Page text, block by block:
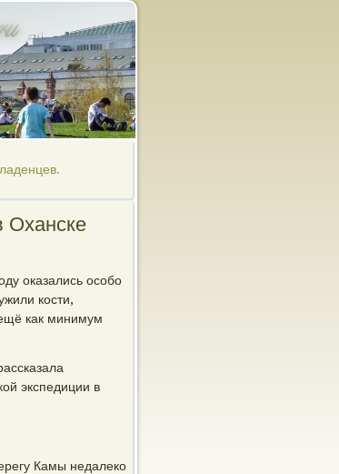
Оханске
оказались особо
кости,
как минимум
экспедиции в
Камы недалеко